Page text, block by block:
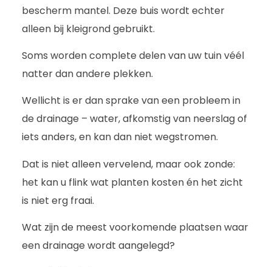
bescherm mantel. Deze buis wordt echter
alleen bij kleigrond gebruikt.
Soms worden complete delen van uw tuin véél
natter dan andere plekken.
Wellicht is er dan sprake van een probleem in
de drainage – water, afkomstig van neerslag of
iets anders, en kan dan niet wegstromen.
Dat is niet alleen vervelend, maar ook zonde:
het kan u flink wat planten kosten én het zicht
is niet erg fraai.
Wat zijn de meest voorkomende plaatsen waar
een drainage wordt aangelegd?